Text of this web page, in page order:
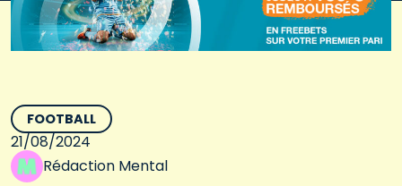
FOOTBALL
21/08/2024
Rédaction Mental